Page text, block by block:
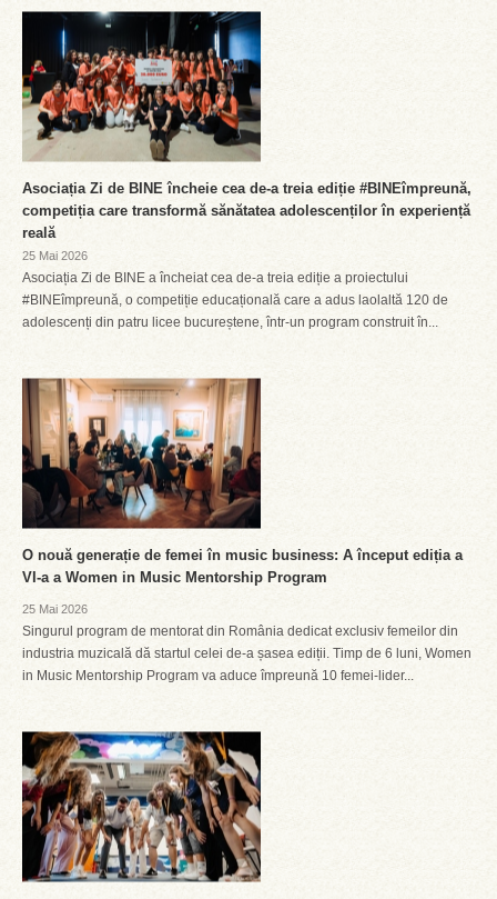
Asociația Zi de BINE încheie cea de-a treia ediție #BINEîmpreună,
competiția care transformă sănătatea adolescenților în experiență
reală
25 Mai 2026
Asociația Zi de BINE a încheiat cea de-a treia ediție a proiectului
#BINEîmpreună, o competiție educațională care a adus laolaltă 120 de
adolescenți din patru licee bucureștene, într-un program construit în...
O nouă generație de femei în music business: A început ediția a
VI-a a Women in Music Mentorship Program
25 Mai 2026
Singurul program de mentorat din România dedicat exclusiv femeilor din
industria muzicală dă startul celei de-a șasea ediții. Timp de 6 luni, Women
in Music Mentorship Program va aduce împreună 10 femei-lider...